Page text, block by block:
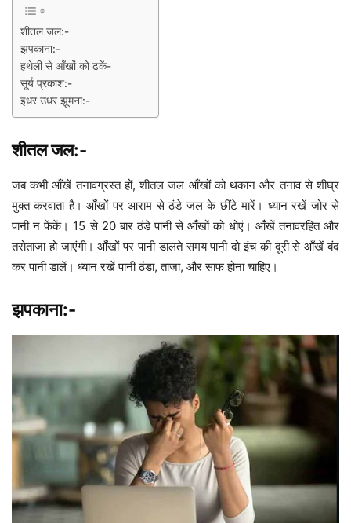
शीतल जल:-
झपकाना:-
हथेली से आँखों को ढकें-
सूर्य प्रकाश:-
इधर उधर झूमना:-
शीतल जल:-
जब कभी आँखें तनावग्रस्त हों, शीतल जल आँखों को थकान और तनाव से शीघ्र
मुक्त करवाता है। आँखों पर आराम से ठंडे जल के छींटे मारें। ध्यान रखें जोर से
पानी न फेंकें। 15 से 20 बार ठंडे पानी से आँखों को धोएं। आँखें तनावरहित और
तरोताजा हो जाएंगी। आँखों पर पानी डालते समय पानी दो इंच की दूरी से आँखें बंद
कर पानी डालें। ध्यान रखें पानी ठंडा, ताजा, और साफ होना चाहिए।
झपकाना:-